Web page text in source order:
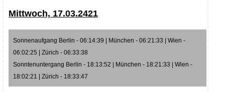
Mittwoch, 17.03.2421
Sonnenaufgang Berlin - 06:14:39 | München - 06:21:33 | Wien -
06:02:25 | Zürich - 06:33:38
Sonntenuntergang Berlin - 18:13:52 | München - 18:21:33 | Wien -
18:02:21 | Zürich - 18:33:47